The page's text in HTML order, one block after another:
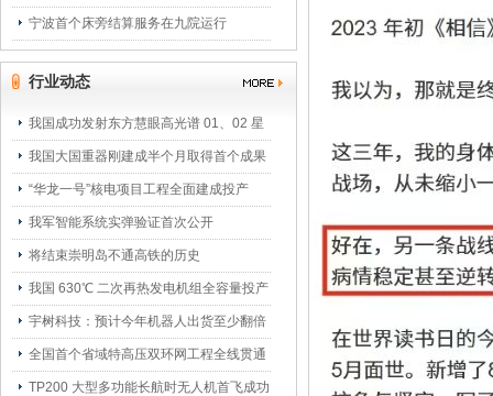
宁波首个床旁结算服务在九院运行
行业动态
我国成功发射东方慧眼高光谱 01、02 星
我国大国重器刚建成半个月取得首个成果
“华龙一号”核电项目工程全面建成投产
我军智能系统实弹验证首次公开
将结束崇明岛不通高铁的历史
我国 630℃ 二次再热发电机组全容量投产
宇树科技：预计今年机器人出货至少翻倍
全国首个省域特高压双环网工程全线贯通
TP200 大型多功能长航时无人机首飞成功